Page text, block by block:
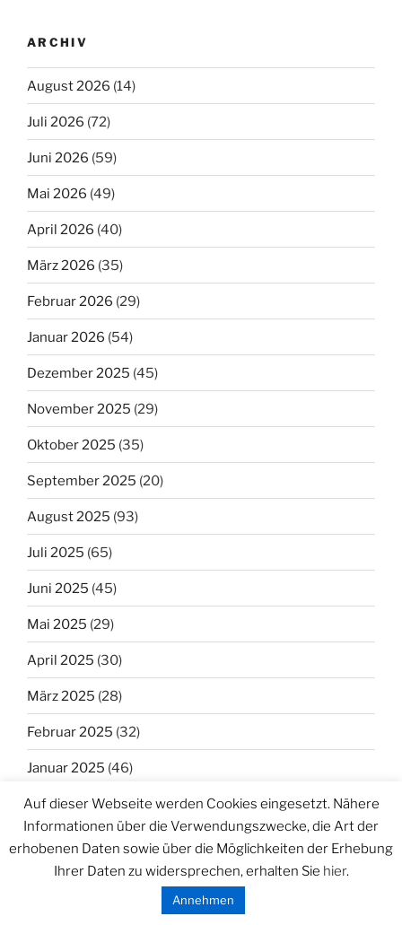
ARCHIV
August 2026 (14)
Juli 2026 (72)
Juni 2026 (59)
Mai 2026 (49)
April 2026 (40)
März 2026 (35)
Februar 2026 (29)
Januar 2026 (54)
Dezember 2025 (45)
November 2025 (29)
Oktober 2025 (35)
September 2025 (20)
August 2025 (93)
Juli 2025 (65)
Juni 2025 (45)
Mai 2025 (29)
April 2025 (30)
März 2025 (28)
Februar 2025 (32)
Januar 2025 (46)
Dezember 2024(38)
November 2024 (21)
Oktober 2024(9)
(26)
Auf dieser Webseite werden Cookies eingesetzt. Nähere
Informationen über die Verwendungszwecke, die Art der
erhobenen Daten sowie über die Möglichkeiten der Erhebung
Ihrer Daten zu widersprechen, erhalten Sie hier.
Annehmen